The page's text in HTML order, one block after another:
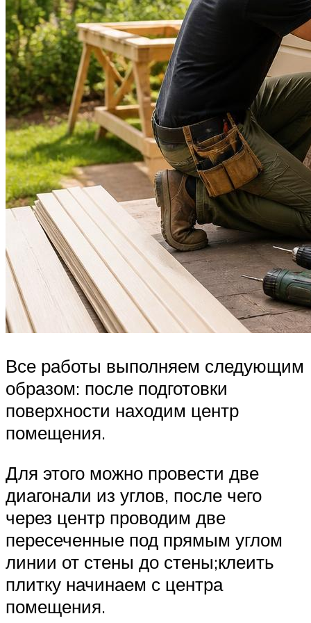
Все работы выполняем следующим
образом: после подготовки
поверхности находим центр
помещения.
Для этого можно провести две
диагонали из углов, после чего
через центр проводим две
пересеченные под прямым углом
линии от стены до стены;клеить
плитку начинаем с центра
помещения.